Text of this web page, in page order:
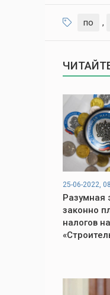
по ,
25-06-2022,
Разумная
законно
налогов